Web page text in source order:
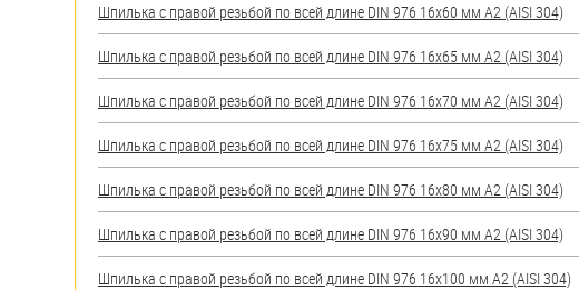
Такелаж
Хомуты
Шайбы
Шпильки
Шплинты
Штифты и пальцы
Шпилька с правой резьбой по всей длине DIN 976 16х60 мм А2 (AISI 304)
Шпилька с правой резьбой по всей длине DIN 976 16х65 мм А2 (AISI 304)
Шпилька с правой резьбой по всей длине DIN 976 16х70 мм А2 (AISI 304)
Шпилька с правой резьбой по всей длине DIN 976 16х75 мм А2 (AISI 304)
Шпилька с правой резьбой по всей длине DIN 976 16х80 мм А2 (AISI 304)
Шпилька с правой резьбой по всей длине DIN 976 16х90 мм А2 (AISI 304)
Шпилька с правой резьбой по всей длине DIN 976 16х100 мм А2 (AISI 304)